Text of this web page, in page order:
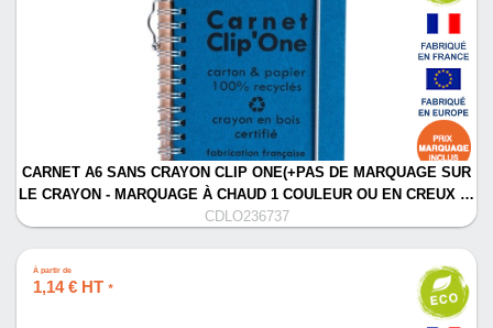
CARNET A6 SANS CRAYON CLIP ONE(+PAS DE MARQUAGE SUR
LE CRAYON - MARQUAGE À CHAUD 1 COULEUR OU EN CREUX …
CDLO236737
À partir de
1,14 € HT *